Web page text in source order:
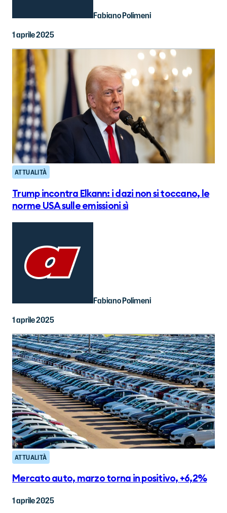
Fabiano Polimeni
1 aprile 2025
ATTUALITÀ
Trump incontra Elkann: i dazi non si toccano, le
norme USA sulle emissioni sì
Fabiano Polimeni
1 aprile 2025
ATTUALITÀ
Mercato auto, marzo torna in positivo, +6,2%
1 aprile 2025